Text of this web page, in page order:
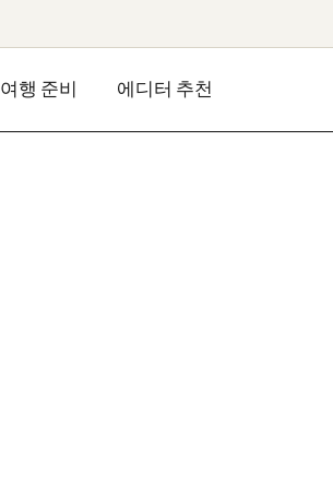
여행 준비 에디터 추천